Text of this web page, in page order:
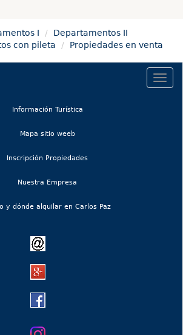
I
Departamentos II
con pileta
Propiedades en venta
Información Turística(current)
Mapa sitio weeb(current)
Inscripción Propiedades
Nuestra Empresa
y dónde alquilar en Carlos Paz